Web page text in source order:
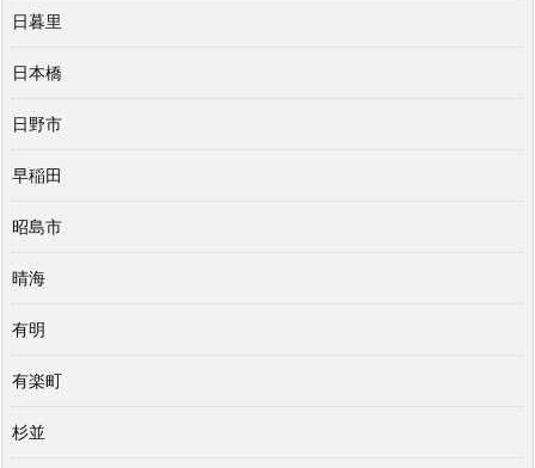
日暮里
日本橋
日野市
早稲田
昭島市
晴海
有明
有楽町
杉並